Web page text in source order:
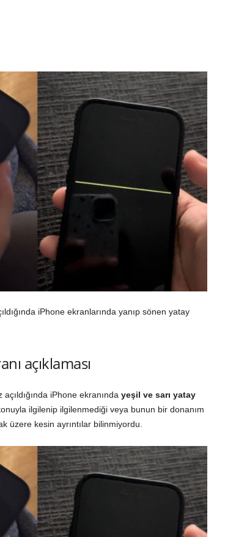
iPhone ekranlarında yanıp sönen yatay
açıklaması
iPhone ekranında yeşil ve sarı yatay
ilgilenip ilgilenmediği veya bunun bir donanım
üzere kesin ayrıntılar bilinmiyordu.